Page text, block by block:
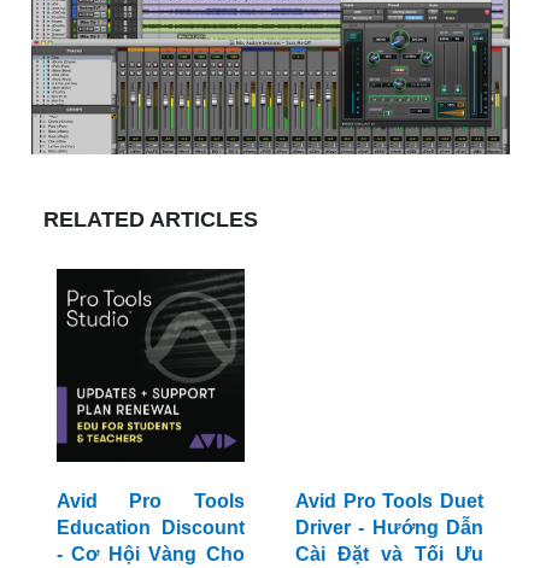
RELATED ARTICLES
Avid Pro Tools
Education Discount
- Cơ Hội Vàng Cho
Avid Pro Tools Duet
Driver - Hướng Dẫn
Cài Đặt và Tối Ưu